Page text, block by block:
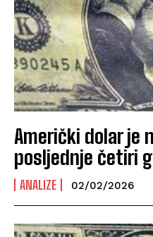
Američki dolar je
posljednje četiri
ANALIZE 02/02/2026